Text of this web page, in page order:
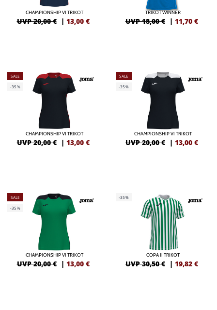
CHAMPIONSHIP VI TRIKOT
UVP 20,00 € | 13,00 €
TRIKOT WINNER
UVP 18,00 € | 11,70 €
SALE
-35%
CHAMPIONSHIP VI TRIKOT
UVP 20,00 € | 13,00 €
SALE
-35%
CHAMPIONSHIP VI TRIKOT
UVP 20,00 € | 13,00 €
SALE
-35%
CHAMPIONSHIP VI TRIKOT
UVP 20,00 € | 13,00 €
-35%
COPA II TRIKOT
UVP 30,50 € | 19,82 €